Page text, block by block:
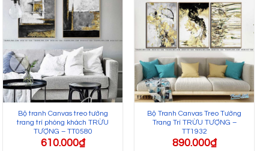
Bộ tranh Canvas treo tường
trang trí phòng khách TRỪU
TƯỢNG – TT0580
610.000₫
Bộ Tranh Canvas Treo Tường
Trang Trí TRỪU TƯỢNG –
TT1932
890.000₫